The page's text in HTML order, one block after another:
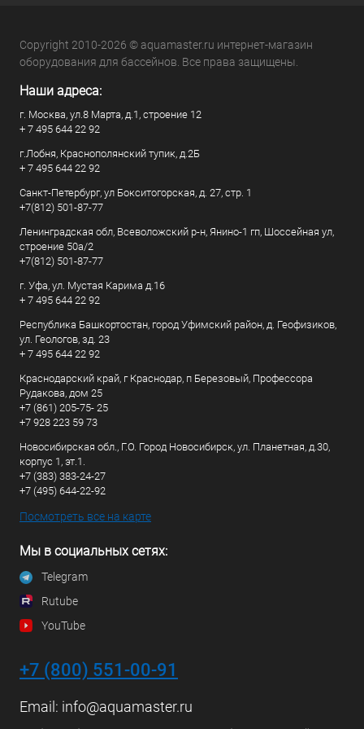
Copyright 2010-2026 © aquamaster.ru интернет-магазин
оборудования для бассейнов. Все права защищены.
Наши адреса:
г. Москва, ул.8 Марта, д.1, строение 12
+ 7 495 644 22 92
г.Лобня, Краснополянский тупик, д.2Б
+ 7 495 644 22 92
Санкт-Петербург, ул Бокситогорская, д. 27, стр. 1
+7(812) 501-87-77
Ленинградская обл, Всеволожский р-н, Янино-1 гп, Шоссейная ул,
строение 50а/2
+7(812) 501-87-77
г. Уфа, ул. Мустая Карима д.16
+ 7 495 644 22 92
Республика Башкортостан, город Уфимский район, д. Геофизиков,
ул. Геологов, зд. 23
+ 7 495 644 22 92
Краснодарский край, г Краснодар, п Березовый, Профессора
Рудакова, дом 25
+7 (861) 205-75- 25
+7 928 223 59 73
Новосибирская обл., Г.О. Город Новосибирск, ул. Планетная, д.30,
корпус 1, эт.1.
+7 (383) 383-24-27
+7 (495) 644-22-92
Посмотреть все на карте
Мы в социальных сетях:
Telegram
Rutube
YouTube
+7 (800) 551-00-91
Email: info@aquamaster.ru